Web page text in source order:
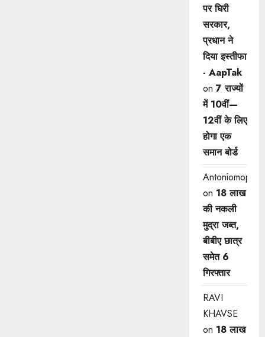
पर घिरी
सरकार,
प्रधान ने
दिया इस्तीफा
- AapTak
on 7 राज्यों
में 10वीं—
12वीं ​के लिए
होगा एक
समान बोर्ड
Antoniomop
on 18 लाख
की नकली
मुद्रा जब्त,
बीबीए छात्र
समेत 6
गिरफ्तार
RAVI
KHAVSE
on 18 लाख